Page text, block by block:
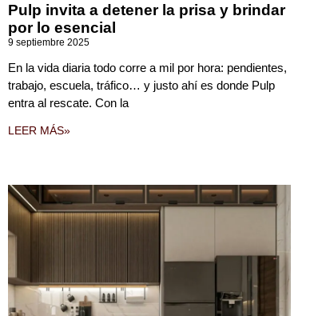
Pulp invita a detener la prisa y brindar
por lo esencial
9 septiembre 2025
En la vida diaria todo corre a mil por hora: pendientes,
trabajo, escuela, tráfico… y justo ahí es donde Pulp
entra al rescate. Con la
LEER MÁS»